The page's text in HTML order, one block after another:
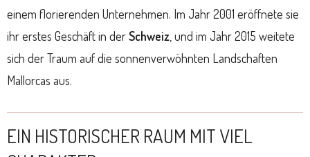
einem florierenden Unternehmen. Im Jahr 2001 eröffnete sie
ihr erstes Geschäft in derSchweiz , und im Jahr 2015 weitete
sich der Traum auf die sonnenverwöhnten Landschaften
Mallorcas aus.
EIN HISTORISCHER RAUM MIT VIEL